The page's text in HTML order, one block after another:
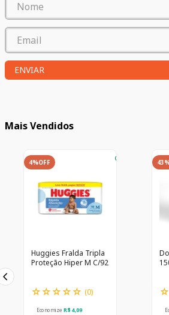
ENVIAR
Mais Vendidos
4%OFF
Huggies Fralda Tripla
Proteção Hiper M C/92
☆☆☆☆☆ (0)
Economize R$ 4,09
☆